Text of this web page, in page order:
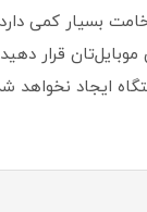
بسیار کمی
قرار
ایجاد نخواهد